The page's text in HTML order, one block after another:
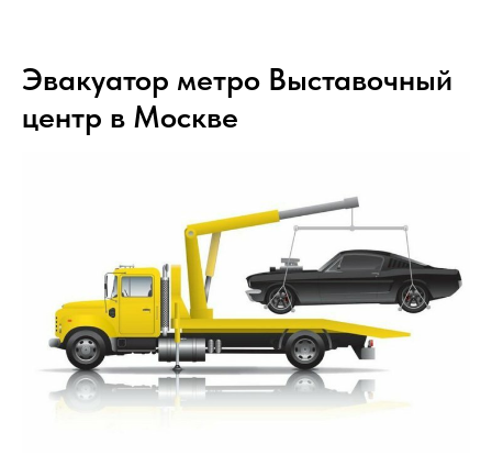
Эвакуатор метро Выставочный
центр в Москве